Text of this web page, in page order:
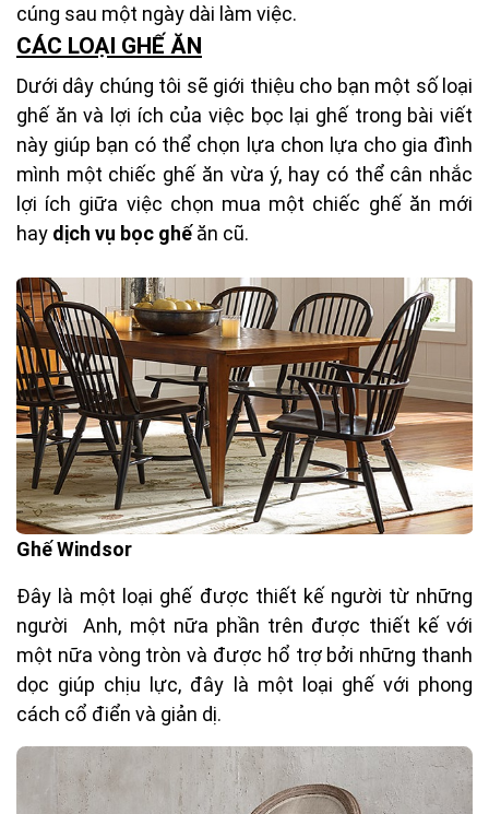
cúng sau một ngày dài làm việc.
CÁC LOẠI GHẾ ĂN
Dưới dây chúng tôi sẽ giới thiệu cho bạn một số loại
ghế ăn và lợi ích của việc bọc lại ghế trong bài viết
này giúp bạn có thể chọn lựa chon lựa cho gia đình
mình một chiếc ghế ăn vừa ý, hay có thể cân nhắc
lợi ích giữa việc chọn mua một chiếc ghế ăn mới
hay dịch vụ bọc ghế ăn cũ.
Ghế Windsor
Đây là một loại ghế được thiết kế người từ những
người Anh, một nữa phần trên được thiết kế với
một nữa vòng tròn và được hổ trợ bởi những thanh
dọc giúp chịu lực, đây là một loại ghế với phong
cách cổ điển và giản dị.